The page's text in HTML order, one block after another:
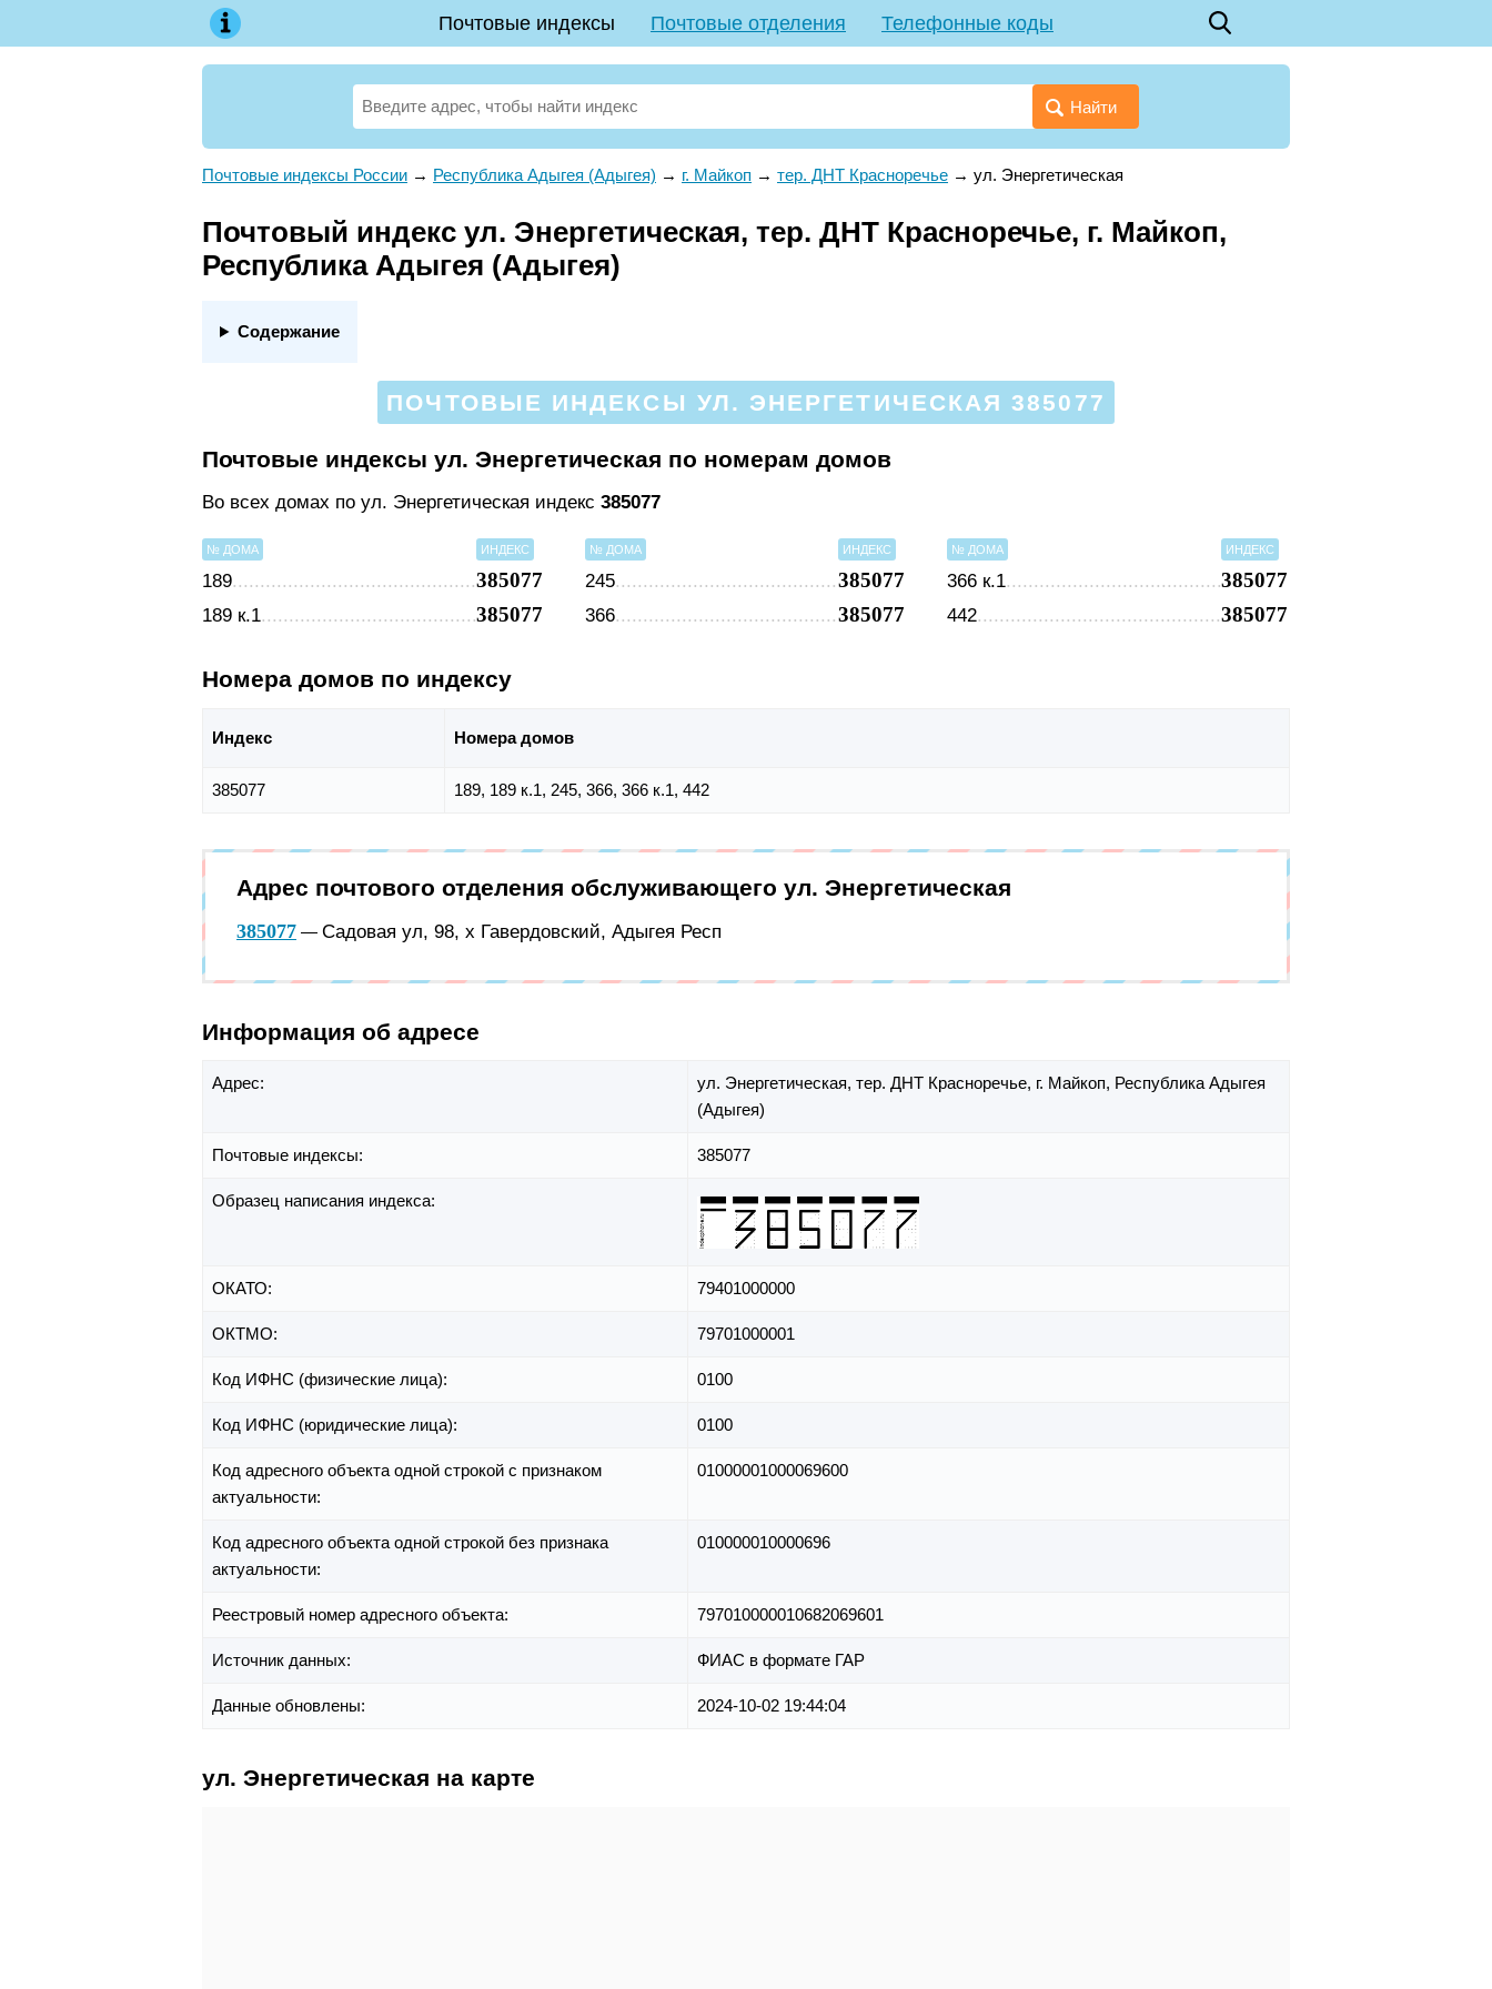
Почтовые индексы Почтовые отделения Телефонные коды
Найти
Почтовые индексы России → Республика Адыгея (Адыгея) → г. Майкоп → тер. ДНТ Красноречье → ул. Энергетическая
Почтовый индекс ул. Энергетическая, тер. ДНТ Красноречье, г. Майкоп,
Республика Адыгея (Адыгея)
Содержание
ПОЧТОВЫЕ ИНДЕКСЫ УЛ. ЭНЕРГЕТИЧЕСКАЯ 385077
Почтовые индексы ул. Энергетическая по номерам домов
Во всех домах по ул. Энергетическая индекс 385077
№ ДОМА ИНДЕКС
189 385077
189 к.1 385077
№ ДОМА ИНДЕКС
245 385077
366 385077
№ ДОМА ИНДЕКС
366 к.1 385077
442 385077
Номера домов по индексу
Индекс Номера домов
385077 189, 189 к.1, 245, 366, 366 к.1, 442
Адрес почтового отделения обслуживающего ул. Энергетическая
385077 — Садовая ул, 98, х Гавердовский, Адыгея Респ
Информация об адресе
Адрес: ул. Энергетическая, тер. ДНТ Красноречье, г. Майкоп, Республика Адыгея
(Адыгея)
Почтовые индексы: 385077
Образец написания индекса:
ОКАТО: 79401000000
ОКТМО: 79701000001
Код ИФНС (физические лица): 0100
Код ИФНС (юридические лица): 0100
Код адресного объекта одной строкой с признаком
актуальности:
01000001000069600
Код адресного объекта одной строкой без признака
актуальности:
010000010000696
Реестровый номер адресного объекта: 797010000010682069601
Источник данных: ФИАС в формате ГАР
Данные обновлены: 2024-10-02 19:44:04
ул. Энергетическая на карте